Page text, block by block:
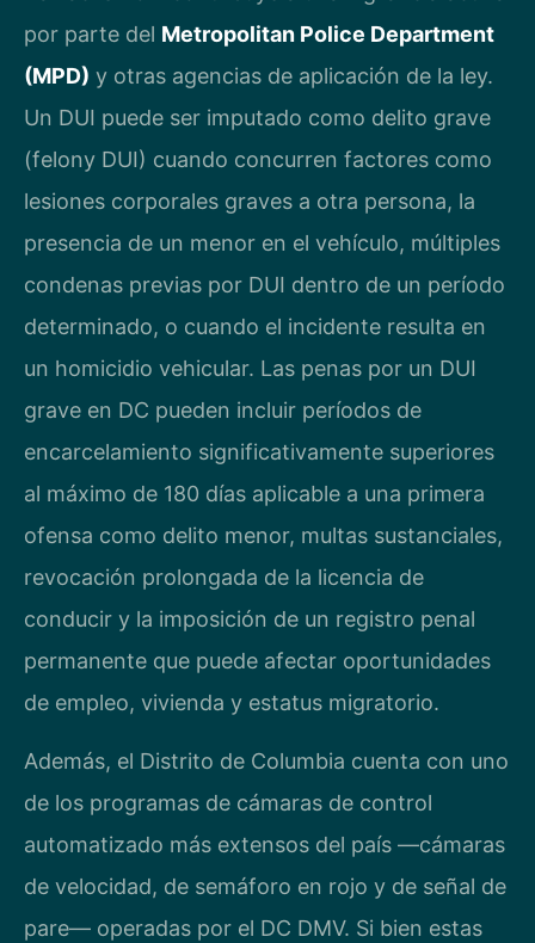
por parte del Metropolitan Police Department
(MPD) y otras agencias de aplicación de la ley.
Un DUI puede ser imputado como delito grave
(felony DUI) cuando concurren factores como
lesiones corporales graves a otra persona, la
presencia de un menor en el vehículo, múltiples
condenas previas por DUI dentro de un período
determinado, o cuando el incidente resulta en
un homicidio vehicular. Las penas por un DUI
grave en DC pueden incluir períodos de
encarcelamiento significativamente superiores
al máximo de 180 días aplicable a una primera
ofensa como delito menor, multas sustanciales,
revocación prolongada de la licencia de
conducir y la imposición de un registro penal
permanente que puede afectar oportunidades
de empleo, vivienda y estatus migratorio.
Además, el Distrito de Columbia cuenta con uno
de los programas de cámaras de control
automatizado más extensos del país —cámaras
de velocidad, de semáforo en rojo y de señal de
pare— operadas por el DC DMV. Si bien estas